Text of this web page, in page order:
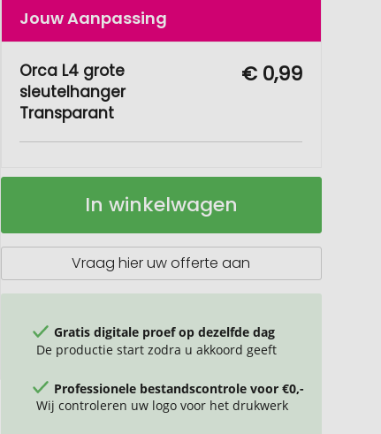
Jouw Aanpassing
Orca L4 grote
sleutelhanger
Transparant
€ 0,99
Orca
sleutelhanger
Op
In winkelwagen
Vraag hier uw offerte aan
Gratis digitale proef op dezelfde dag
De productie start zodra u akkoord geeft
Professionele bestandscontrole voor €0,-
Wij controleren uw logo voor het drukwerk